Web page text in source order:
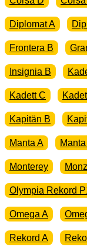
Diplomat A
Frontera B
Insignia B
Kadett C
Kapitän B
Manta A
Monterey
Olympia Rekord
Omega A
Rekord A